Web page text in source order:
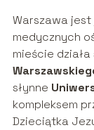
Warszawa
medycznych
mieście działa
słynne
kompleksem
Dzieciątka